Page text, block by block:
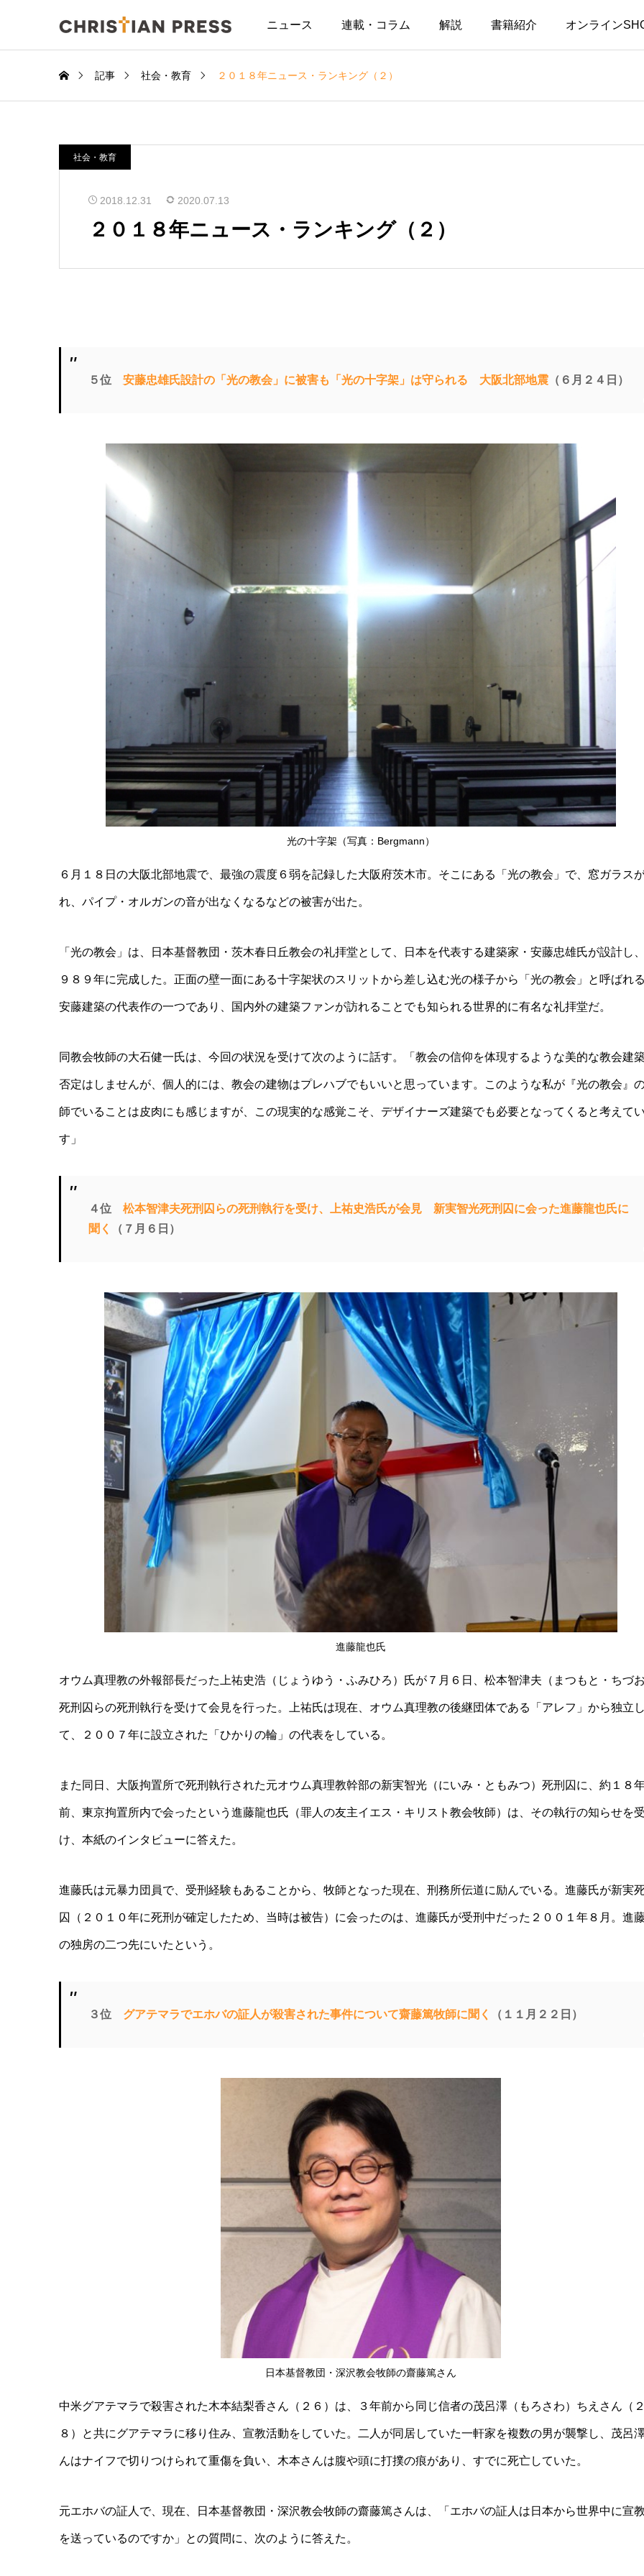
ニュース 連載・コラム 解説 書籍紹介 オンライン
記事 社会・教育 ２０１８年ニュース・ランキング（２）
社会・教育
2018.12.31 2020.07.13
２０１８年ニュース・ランキング（２）
５位安藤忠雄氏設計の「光の教会」に被害も「光の十字架」は守られる 大阪北部地震 （６月２４日）
光の十字架（写真：Bergmann）
６月１８日の大阪北部地震で、最強の震度６弱を記録した大阪府茨木市。そこにある「光の教会」で、窓ガラス
れ、パイプ・オルガンの音が出なくなるなどの被害が出た。
「光の教会」は、日本基督教団・茨木春日丘教会の礼拝堂として、日本を代表する建築家・安藤忠雄氏が設計し、
９８９年に完成した。正面の壁一面にある十字架状のスリットから差し込む光の様子から「光の教会」と呼ばれる
安藤建築の代表作の一つであり、国内外の建築ファンが訪れることでも知られる世界的に有名な礼拝堂だ。
同教会牧師の大石健一氏は、今回の状況を受けて次のように話す。「教会の信仰を体現するような美的な教会建
否定はしませんが、個人的には、教会の建物はプレハブでもいいと思っています。このような私が『光の教会』
師でいることは皮肉にも感じますが、この現実的な感覚こそ、デザイナーズ建築でも必要となってくると考えて
す」
４位松本智津夫死刑囚らの死刑執行を受け、上祐史浩氏が会見 新実智光死刑囚に会った進藤龍也氏に
聞く
（７月６日）
進藤龍也氏
オウム真理教の外報部長だった上祐史浩（じょうゆう・ふみひろ）氏が７月６日、松本智津夫（まつもと・ちづお
死刑囚らの死刑執行を受けて会見を行った。上祐氏は現在、オウム真理教の後継団体である「アレフ」から独立し
て、２００７年に設立された「ひかりの輪」の代表をしている。
また同日、大阪拘置所で死刑執行された元オウム真理教幹部の新実智光（にいみ・ともみつ）死刑囚に、約１８
前、東京拘置所内で会ったという進藤龍也氏（罪人の友主イエス・キリスト教会牧師）は、その執行の知らせを受
け、本紙のインタビューに答えた。
進藤氏は元暴力団員で、受刑経験もあることから、牧師となった現在、刑務所伝道に励んでいる。進藤氏が新実
囚（２０１０年に死刑が確定したため、当時は被告）に会ったのは、進藤氏が受刑中だった２００１年８月。進
の独房の二つ先にいたという。
３位 グアテマラでエホバの証人が殺害された事件について齋藤篤牧師に聞く （１１月２２日）
日本基督教団・深沢教会牧師の齋藤篤さん
中米グアテマラで殺害された木本結梨香さん（２６）は、３年前から同じ信者の茂呂澤（もろさわ）ちえさん（２
８）と共にグアテマラに移り住み、宣教活動をしていた。二人が同居していた一軒家を複数の男が襲撃し、茂呂
んはナイフで切りつけられて重傷を負い、木本さんは腹や頭に打撲の痕があり、すでに死亡していた。
元エホバの証人で、現在、日本基督教団・深沢教会牧師の齋藤篤さんは、「エホバの証人は日本から世界中に宣
を送っているのですか」との質問に、次のように答えた。